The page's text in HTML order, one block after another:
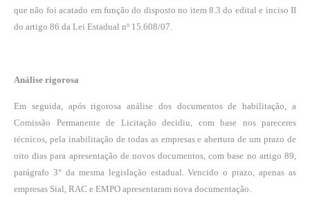
que não foi acatado em função do disposto no item 8.3 do edital e inciso II
do artigo 86 da Lei Estadual nº 15.608/07.
Análise rigorosa
Em seguida, após rigorosa análise dos documentos de habilitação, a
Comissão Permanente de Licitação decidiu, com base nos pareceres
técnicos, pela inabilitação de todas as empresas e abertura de um prazo de
oito dias para apresentação de novos documentos, com base no artigo 89,
parágrafo 3° da mesma legislação estadual. Vencido o prazo, apenas as
empresas Sial, RAC e EMPO apresentaram nova documentação.